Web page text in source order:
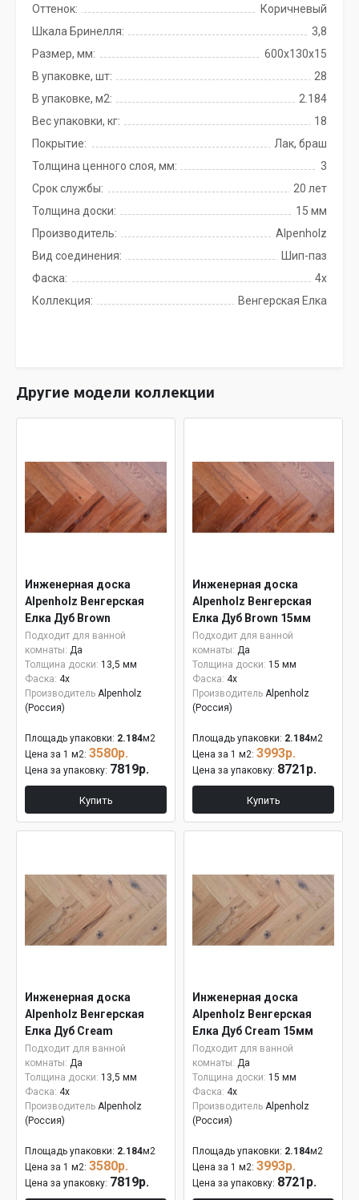
Оттенок:
Коричневый
Шкала Бринелля:
3,8
Размер, мм:
600х130х15
В упаковке, шт:
28
В упаковке, м2:
2.184
Вес упаковки, кг:
18
Покрытие:
Лак, браш
Толщина ценного слоя, мм:
3
Срок службы:
20 лет
Толщина доски:
15 мм
Производитель:
Alpenholz
Вид соединения:
Шип-паз
Фаска:
4x
Коллекция:
Венгерская Елка
Другие модели коллекции
Инженерная доска
Alpenholz Венгерская
Елка Дуб Brown
Подходит для ванной
комнаты: Да
Толщина доски: 13,5 мм
Фаска: 4x
Производитель Alpenholz
(Россия)
Площадь упаковки: 2.184м2
Цена за 1 м2: 3580р.
Цена за упаковку: 7819р.
Купить
Инженерная доска
Alpenholz Венгерская
Елка Дуб Brown 15мм
Подходит для ванной
комнаты: Да
Толщина доски: 15 мм
Фаска: 4x
Производитель Alpenholz
(Россия)
Площадь упаковки: 2.184м2
Цена за 1 м2: 3993р.
Цена за упаковку: 8721р.
Купить
Инженерная доска
Alpenholz Венгерская
Елка Дуб Cream
Подходит для ванной
комнаты: Да
Толщина доски: 13,5 мм
Фаска: 4x
Производитель Alpenholz
(Россия)
Площадь упаковки: 2.184м2
Цена за 1 м2: 3580р.
Цена за упаковку: 7819р.
Инженерная доска
Alpenholz Венгерская
Елка Дуб Cream 15мм
Подходит для ванной
комнаты: Да
Толщина доски: 15 мм
Фаска: 4x
Производитель Alpenholz
(Россия)
Площадь упаковки: 2.184м2
Цена за 1 м2: 3993р.
Цена за упаковку: 8721р.